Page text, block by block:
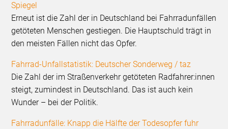
Spiegel
Erneut ist die Zahl der in Deutschland bei Fahrradunfällen
getöteten Menschen gestiegen. Die Hauptschuld trägt in
den meisten Fällen nicht das Opfer.
Fahrrad-Unfallstatistik: Deutscher Sonderweg / taz
Die Zahl der im Straßenverkehr getöteten Radfahrer:innen
steigt, zumindest in Deutschland. Das ist auch kein
Wunder – bei der Politik.
Fahrradunfälle: Knapp die Hälfte der Todesopfer fuhr